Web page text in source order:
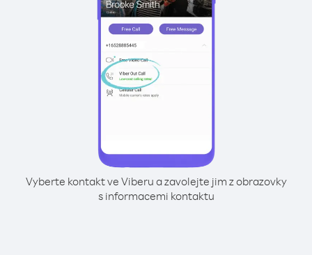
Vyberte kontakt ve Viberu a zavolejte jim z obrazovky
s informacemi kontaktu